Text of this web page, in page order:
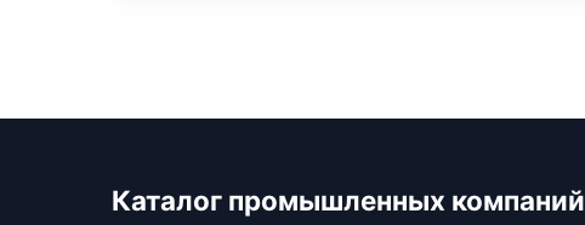
Каталог промышленных компаний